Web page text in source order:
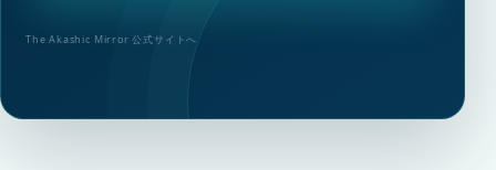
The Akashic Mirror 公式サイトへ